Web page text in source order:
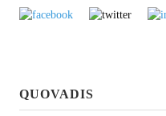
QUOVADIS